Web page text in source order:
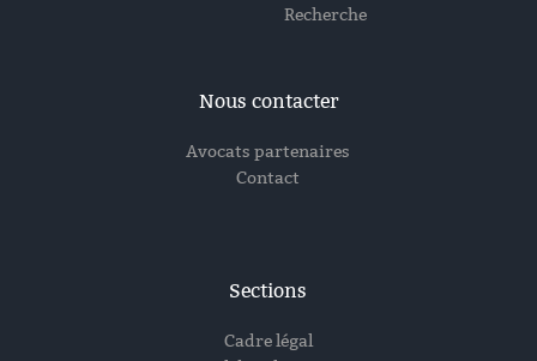
Recherche
Nous contacter
Avocats partenaires
Contact
Sections
Cadre légal